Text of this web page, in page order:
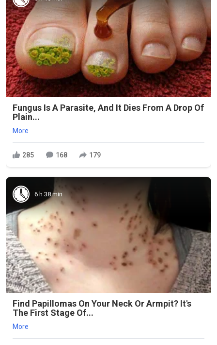
Fungus Is A Parasite, And It Dies From A Drop Of
Plain...
More
285 168 179
6 h 38 min
Find Papillomas On Your Neck Or Armpit? It's
The First Stage Of...
More